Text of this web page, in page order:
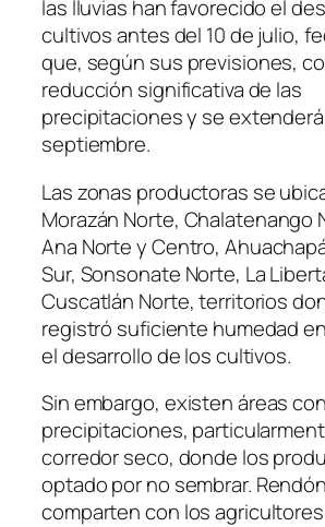
las lluvias han favorecido el
cultivos antes del 10 de julio,
que, según sus previsiones,
reducción significativa de las
precipitaciones y se
septiembre.
Las zonas productoras se
Morazán Norte, Chalatenango
Ana Norte y Centro,
Sur, Sonsonate Norte, La
Cuscatlán Norte, territorios
registró suficiente humedad
el desarrollo de los cultivos.
Sin embargo, existen áreas
precipitaciones,
corredor seco, donde los
optado por no sembrar.
comparten con los